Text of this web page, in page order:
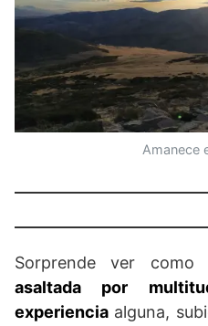
Amanece
Sorprende ver como
asaltada por
experiencia alguna,